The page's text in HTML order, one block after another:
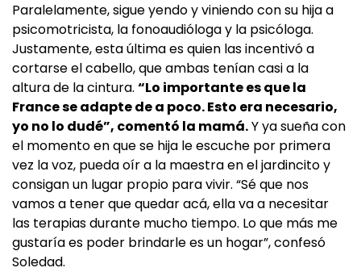
Paralelamente, sigue yendo y viniendo con su hija a
psicomotricista, la fonoaudióloga y la psicóloga.
Justamente, esta última es quien las incentivó a
cortarse el cabello, que ambas tenían casi a la
altura de la cintura. “Lo importante es que la
France se adapte de a poco. Esto era necesario,
yo no lo dudé”, comentó la mamá.Y ya sueña con
el momento en que se hija le escuche por primera
vez la voz, pueda oír a la maestra en el jardincito y
consigan un lugar propio para vivir. “Sé que nos
vamos a tener que quedar acá, ella va a necesitar
las terapias durante mucho tiempo. Lo que más me
gustaría es poder brindarle es un hogar”, confesó
Soledad.